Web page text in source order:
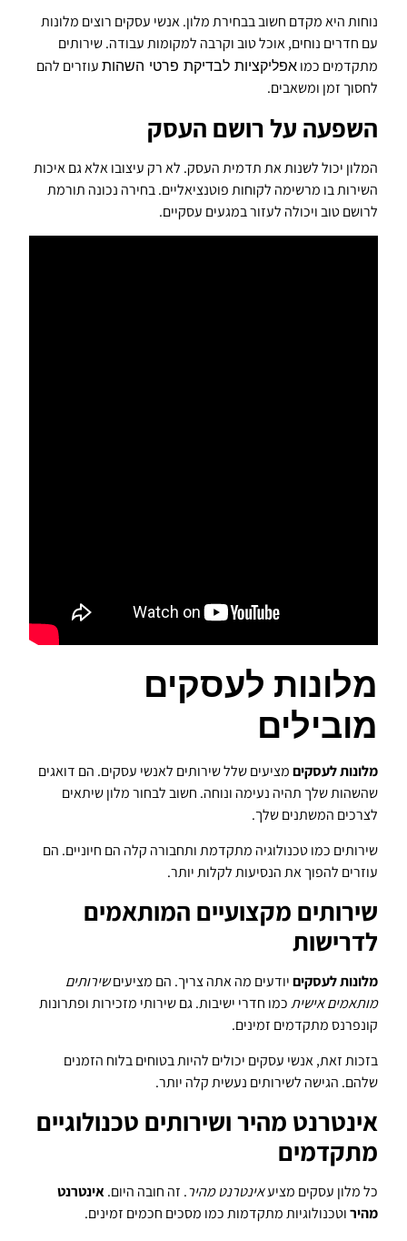
נוחות היא מקדם חשוב בבחירת מלון. אנשי עסקים רוצים מלונות
עם חדרים נוחים, אוכל טוב וקרבה למקומות עבודה. שירותים
מתקדמים כמו אפליקציות לבדיקת פרטי השהות עוזרים להם
לחסוך זמן ומשאבים.
השפעה על רושם העסק
המלון יכול לשנות את תדמית העסק. לא רק עיצובו אלא גם איכות
השירות בו מרשימה לקוחות פוטנציאליים. בחירה נכונה תורמת
לרושם טוב ויכולה לעזור במגעים עסקיים.
מלונות לעסקים
מובילים
מלונות לעסקיםמציעים שלל שירותים לאנשי עסקים. הם דואגים
שהשהות שלך תהיה נעימה ונוחה. חשוב לבחור מלון שיתאים
לצרכים המשתנים שלך.
שירותים כמו טכנולוגיה מתקדמת ותחבורה קלה הם חיוניים. הם
עוזרים להפוך את הנסיעות לקלות יותר.
שירותים מקצועיים המותאמים
לדרישות
מלונות לעסקיםיודעים מה אתה צריך. הם מציעיםשירותים
מותאמים אישיתכמו חדרי ישיבות. גם שירותי מזכירות ופתרונות
קונפרנס מתקדמים זמינים.
בזכות זאת, אנשי עסקים יכולים להיות בטוחים בלוח הזמנים
שלהם. הגישה לשירותים נעשית קלה יותר.
אינטרנט מהיר ושירותים טכנולוגיים
מתקדמים
כל מלון עסקים מציעאינטרנט מהיר. זה חובה היום.אינטרנט
מהירוטכנולוגיות מתקדמות כמו מסכים חכמים זמינים.